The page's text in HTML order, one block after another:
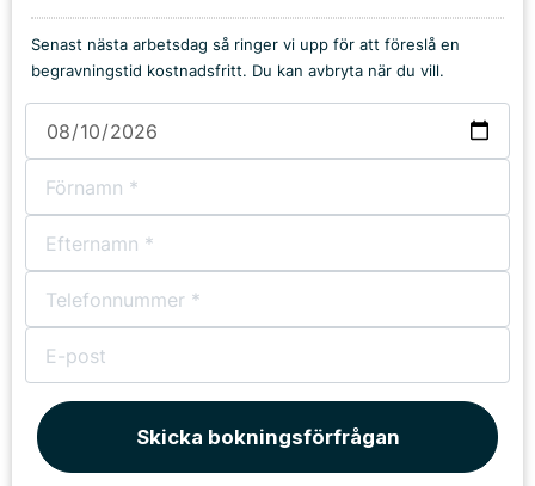
Senast nästa arbetsdag så ringer vi upp för att föreslå en
begravningstid kostnadsfritt. Du kan avbryta när du vill.
Skicka bokningsförfrågan